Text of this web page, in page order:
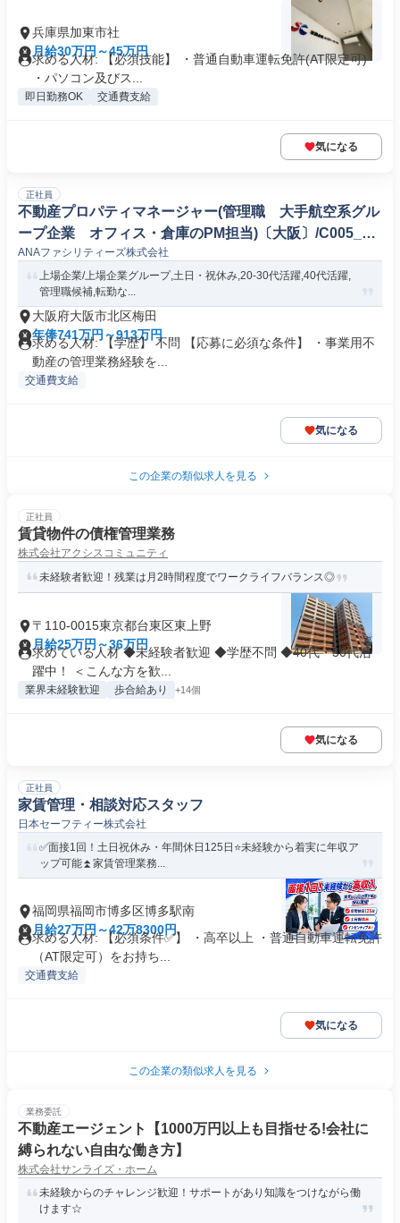
兵庫県加東市社
月給30万円～45万円
求める人材: 【必須技能】 ・普通自動車運転免許(AT限定可)
・パソコン及びス...
即日勤務OK 交通費支給
気になる
正社員
不動産プロパティマネージャー(管理職 大手航空系グル
ープ企業 オフィス・倉庫のPM担当)〔大阪〕/C005_18
157
ANAファシリティーズ株式会社
上場企業/上場企業グループ,土日・祝休み,20-30代活躍,40代活躍,
管理職候補,転勤な...
大阪府大阪市北区梅田
年俸741万円～913万円
求める人材: 【学歴】 不問 【応募に必須な条件】 ・事業用不
動産の管理業務経験を...
交通費支給
気になる
この企業の類似求人を見る
正社員
賃貸物件の債権管理業務
株式会社アクシスコミュニティ
未経験者歓迎！残業は月2時間程度でワークライフバランス◎
〒110-0015東京都台東区東上野
月給25万円～36万円
求めている人材 ◆未経験者歓迎 ◆学歴不問 ◆40代・50代活
躍中！ ＜こんな方を歓...
業界未経験歓迎 歩合給あり +14個
気になる
正社員
家賃管理・相談対応スタッフ
日本セーフティー株式会社
✅️面接1回！土日祝休み・年間休日125日⭐️未経験から着実に年収ア
ップ可能⏫家賃管理業務...
福岡県福岡市博多区博多駅南
月給27万円～42万8300円
求める人材: 【必須条件✅】 ・高卒以上 ・普通自動車運転免許
（AT限定可）をお持ち...
交通費支給
気になる
この企業の類似求人を見る
業務委託
不動産エージェント【1000万円以上も目指せる!会社に
縛られない自由な働き方】
株式会社サンライズ・ホーム
未経験からのチャレンジ歓迎！サポートがあり知識をつけながら働
けます☆